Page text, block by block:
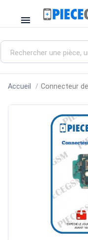
menu
Accueil Connecteur